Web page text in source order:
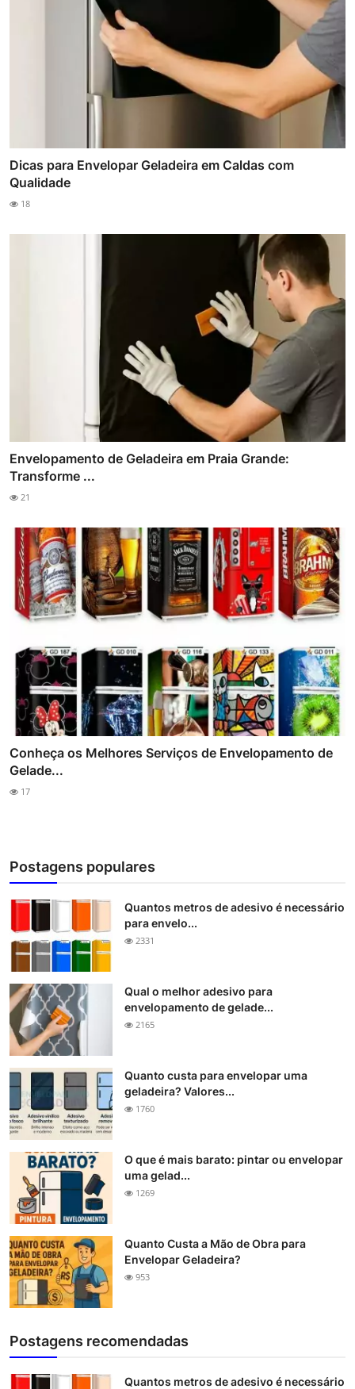
Dicas para Envelopar Geladeira em Caldas com
Qualidade
18
Envelopamento de Geladeira em Praia Grande:
Transforme ...
21
Conheça os Melhores Serviços de Envelopamento de
Gelade...
17
Postagens populares
Quantos metros de adesivo é necessário
para envelo...
2331
Qual o melhor adesivo para
envelopamento de gelade...
2165
Quanto custa para envelopar uma
geladeira? Valores...
1760
O que é mais barato: pintar ou envelopar
uma gelad...
1269
Quanto Custa a Mão de Obra para
Envelopar Geladeira?
953
Postagens recomendadas
Quantos metros de adesivo é necessário